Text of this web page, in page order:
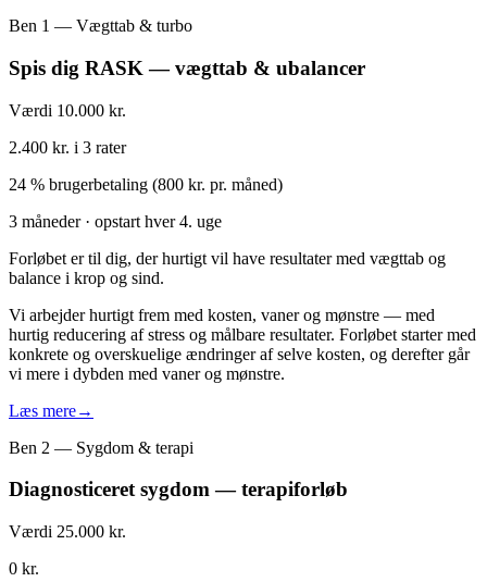
Ben 1 — Vægttab & turbo
Spis dig RASK — vægttab & ubalancer
Værdi 10.000 kr.
2.400 kr. i 3 rater
24 % brugerbetaling (800 kr. pr. måned)
3 måneder · opstart hver 4. uge
Forløbet er til dig, der hurtigt vil have resultater med vægttab og
balance i krop og sind.
Vi arbejder hurtigt frem med kosten, vaner og mønstre — med
hurtig reducering af stress og målbare resultater. Forløbet starter med
konkrete og overskuelige ændringer af selve kosten, og derefter går
vi mere i dybden med vaner og mønstre.
Læs mere→
Ben 2 — Sygdom & terapi
Diagnosticeret sygdom — terapiforløb
Værdi 25.000 kr.
0 kr.